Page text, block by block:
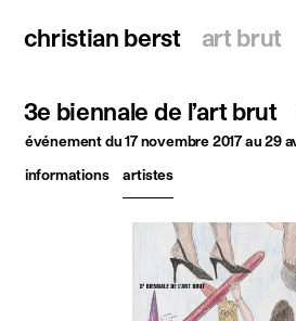
christian berst art brut
christian berst art brut
recherche
accueil
expositions
actualités
3e biennale de l’art brut
événementdu 17 novembre 2017 au 29
informations
artistes